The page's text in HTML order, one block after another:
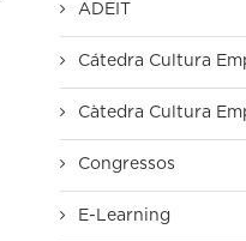
ADEIT
Cátedra Cultura
Càtedra Cultura
Congressos
E-Learning